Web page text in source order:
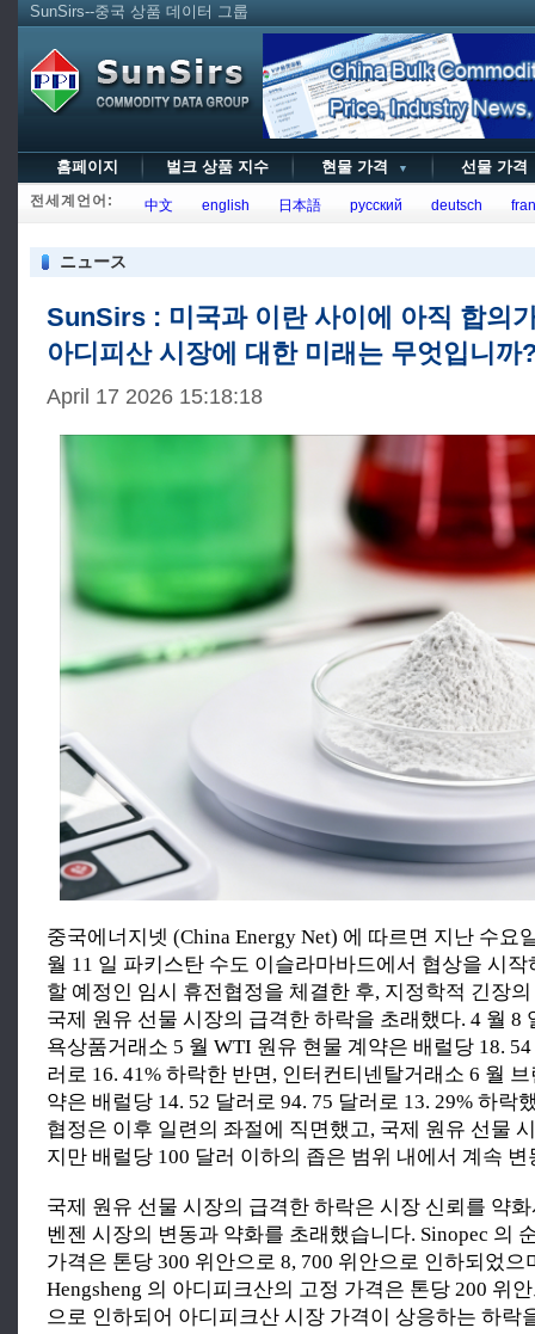
SunSirs--중국 상품 데이터 그룹
홈페이지 벌크 상품 지수 현물 가격 ▼ 선물 가
전세계언어: 中文 english 日本語 русский deutsch
ニュース
SunSirs : 미국과 이란 사이에 아직 합의
아디피산 시장에 대한 미래는 무엇입니까
April 17 2026 15:18:18
중국에너지넷 (China Energy Net) 에 따르면 지난 수요
월 11 일 파키스탄 수도 이슬라마바드에서 협상을 시작
할 예정인 임시 휴전협정을 체결한 후, 지정학적 긴장
국제 원유 선물 시장의 급격한 하락을 초래했다. 4 월 8
욕상품거래소 5 월 WTI 원유 현물 계약은 배럴당 18.
러로 16. 41% 하락한 반면, 인터컨티넨탈거래소 6 월
약은 배럴당 14. 52 달러로 94. 75 달러로 13. 29% 하락
협정은 이후 일련의 좌절에 직면했고, 국제 원유 선물
지만 배럴당 100 달러 이하의 좁은 범위 내에서 계속 변
국제 원유 선물 시장의 급격한 하락은 시장 신뢰를 약
벤젠 시장의 변동과 약화를 초래했습니다. Sinopec 의
가격은 톤당 300 위안으로 8, 700 위안으로 인하되었으
Hengsheng 의 아디피크산의 고정 가격은 톤당 200 위
으로 인하되어 아디피크산 시장 가격이 상응하는 하락